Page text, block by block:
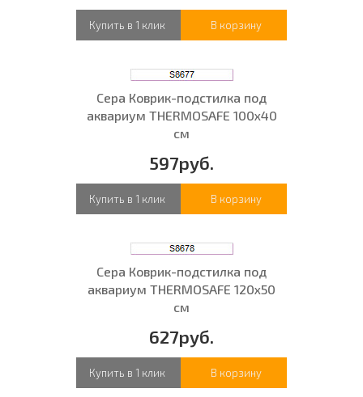
Купить в 1 клик В корзину
Сера Коврик-подстилка под
аквариум THERMOSAFE 100x40
см
597руб.
Купить в 1 клик В корзину
Сера Коврик-подстилка под
аквариум THERMOSAFE 120x50
см
627руб.
Купить в 1 клик В корзину